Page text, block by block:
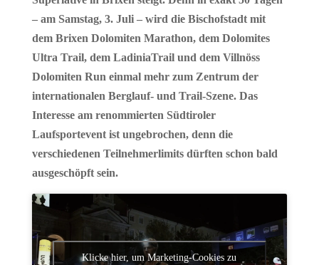
– am Samstag, 3. Juli – wird die Bischofstadt mit
dem Brixen Dolomiten Marathon, dem Dolomites
Ultra Trail, dem LadiniaTrail und dem Villnöss
Dolomiten Run einmal mehr zum Zentrum der
internationalen Berglauf- und Trail-Szene. Das
Interesse am renommierten Südtiroler
Laufsportevent ist ungebrochen, denn die
verschiedenen Teilnehmerlimits dürften schon bald
ausgeschöpft sein.
Klicke hier, um Marketing-Cookies zu